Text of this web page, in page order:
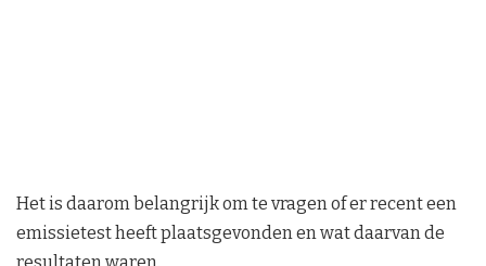
Het is daarom belangrijk om te vragen of er recent een
emissietest heeft plaatsgevonden en wat daarvan de
resultaten waren.